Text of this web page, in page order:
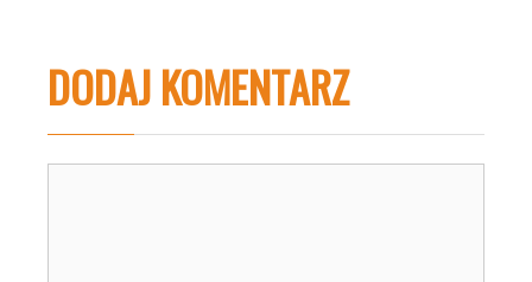
DODAJ KOMENTARZ